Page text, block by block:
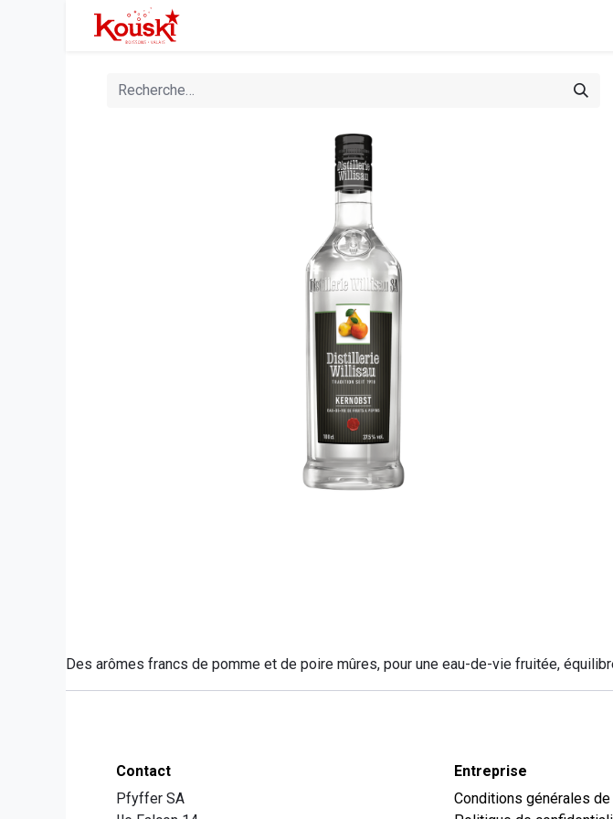
Des arômes francs de pomme et de poire mûres, pour une eau-de-vie fruitée,
Contact
Pfyffer SA
Entreprise
Conditions générales